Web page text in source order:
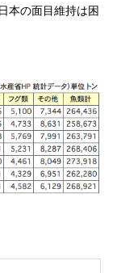
本の面目維持は困